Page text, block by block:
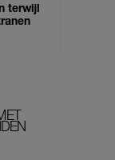
terwijl